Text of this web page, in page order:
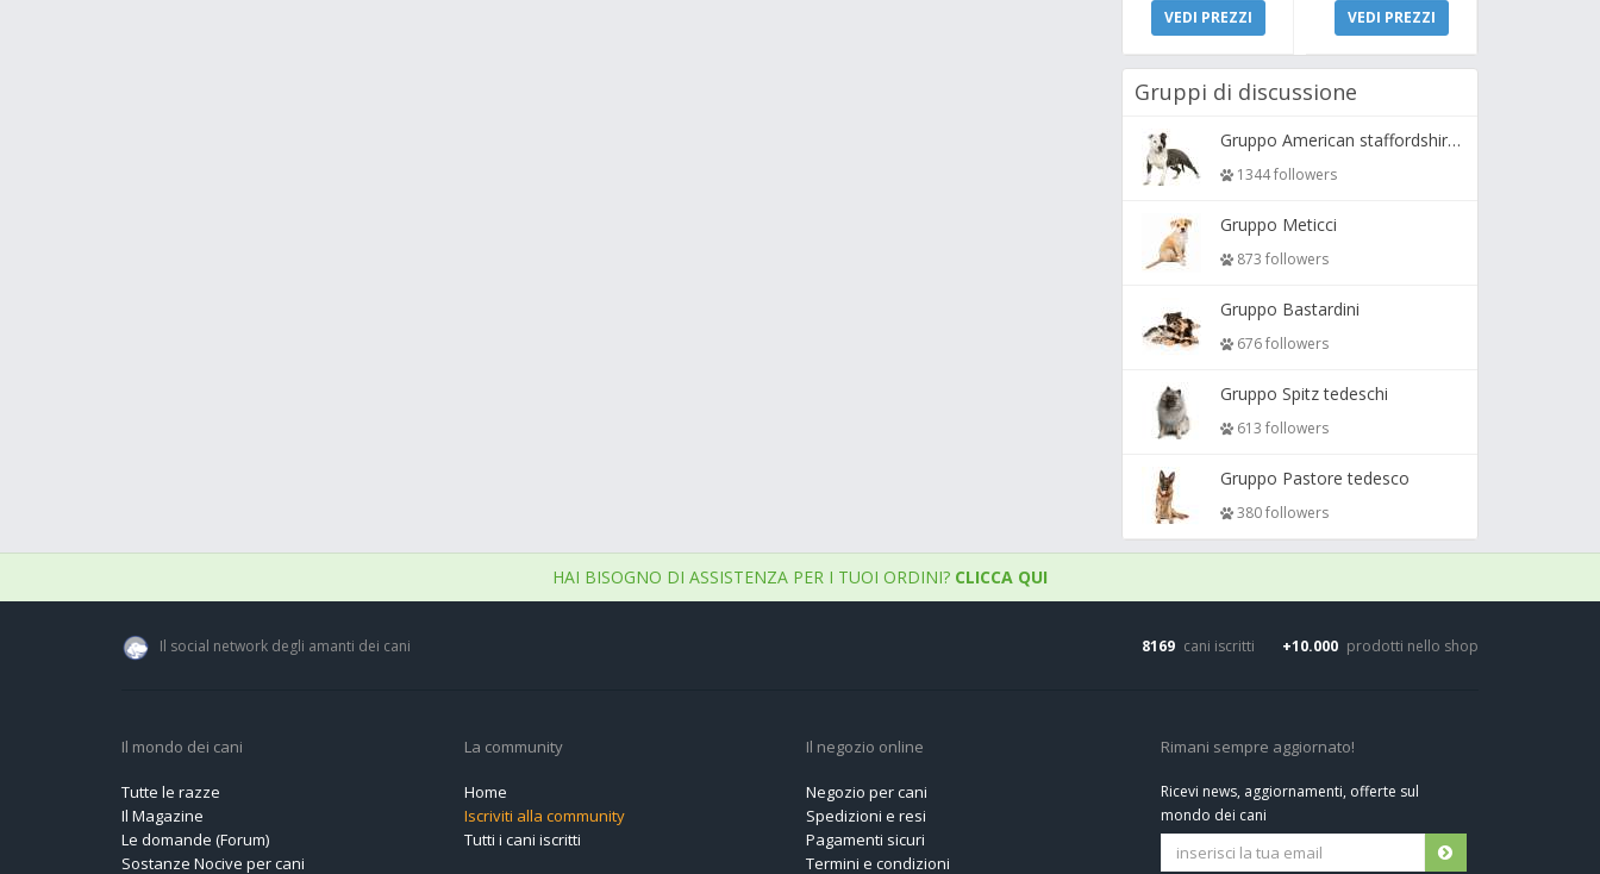
VEDI PREZZI VEDI PREZZI
Gruppi di discussione
Gruppo American staffordshire terrier ( amstaff, amastaff )
1344 followers
Gruppo Meticci
873 followers
Gruppo Bastardini
676 followers
Gruppo Spitz tedeschi
613 followers
Gruppo Pastore tedesco
380 followers
HAI BISOGNO DI ASSISTENZA PER I TUOI ORDINI? CLICCA QUI
Il social network degli amanti dei cani 8169 cani iscritti +10.000 prodotti nello shop
Il mondo dei cani
Tutte le razze
Il Magazine
Le domande (Forum)
Sostanze Nocive per cani
La community
Home
Iscriviti alla community
Tutti i cani iscritti
Il negozio online
Negozio per cani
Spedizioni e resi
Pagamenti sicuri
Termini e condizioni
Rimani sempre aggiornato!
Ricevi news, aggiornamenti, offerte sul
mondo dei cani